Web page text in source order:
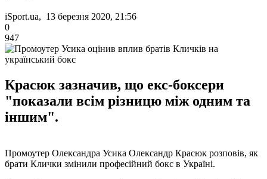
iSport.ua, 13 березня 2020, 21:56
0
947
Красюк зазначив, що екс-боксери
"показали всім різницю між одним та
іншим".
Промоутер Олександра Усика Олександр Красюк розповів, як
брати Клички змінили професійний бокс в Україні.